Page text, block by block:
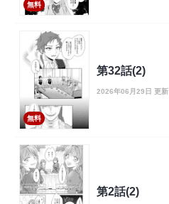
無料
無料
第32話(2)
2026年06月29日 更新
第2話(2)